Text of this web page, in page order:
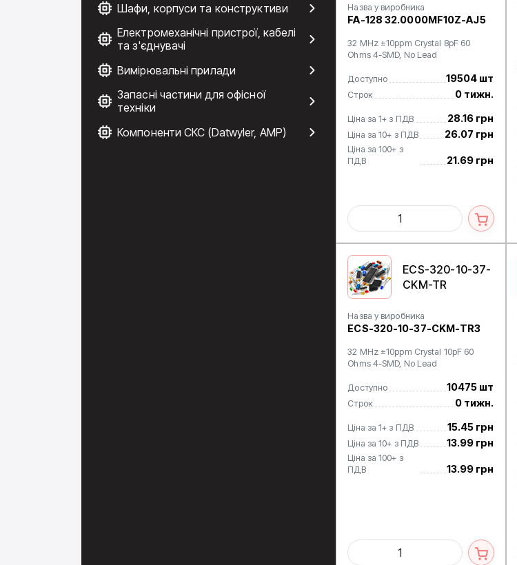
Шафи, корпуси та конструктиви
Електромеханічні пристрої, кабелі
та з'єднувачі
Вимірювальні прилади
Запасні частини для офісної
техніки
Компоненти СКС (Datwyler, AMP)
Назва у виробника
FA-128 32.0000MF10Z-AJ5
32 MHz ±10ppm Crystal 8pF 60
Ohms 4-SMD, No Lead
Доступно 19504 шт
Строк 0 тижн.
Ціна за 1+ з ПДВ 28.16 грн
Ціна за 10+ з ПДВ 26.07 грн
Ціна за 100+ з
ПДВ
21.69 грн
ECS-320-10-37-
CKM-TR
Назва у виробника
ECS-320-10-37-CKM-TR3
32 MHz ±10ppm Crystal 10pF 60
Ohms 4-SMD, No Lead
Доступно 10475 шт
Строк 0 тижн.
Ціна за 1+ з ПДВ 15.45 грн
Ціна за 10+ з ПДВ 13.99 грн
Ціна за 100+ з
ПДВ
13.99 грн